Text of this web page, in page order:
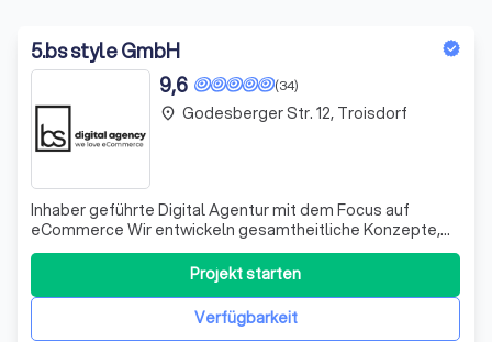
5.bs style GmbH
(34)
9,6
Inhaber geführte Digital Agentur mit dem Focus auf
eCommerce Wir entwickeln gesamtheitliche Konzepte,
die von der Planung bis hin zur professionellen
Umsetzung darauf ausgelegt sind, maximalen Erfolg zu
erreichen. Sie profitieren von unserem Erfahrungsschatz
von über 14 Jahren und ca. 300 realisiert
Verfügbarkeit
Projekt starten
place Godesberger Str. 12, Troisdorf